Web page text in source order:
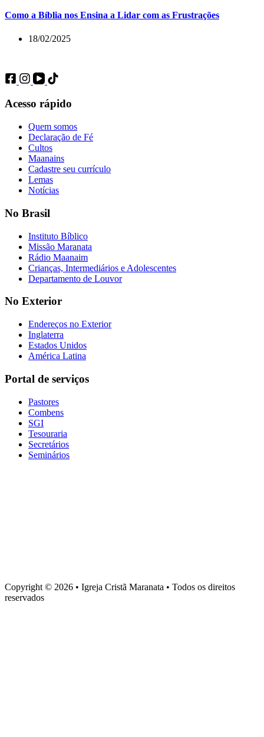
Como a Bíblia nos Ensina a Lidar com as Frustrações
18/02/2025
Acesso rápido
Quem somos
Declaração de Fé
Cultos
Maanains
Cadastre seu currículo
Lemas
Notícias
No Brasil
Instituto Bíblico
Missão Maranata
Rádio Maanaim
Crianças, Intermediários e Adolescentes
Departamento de Louvor
No Exterior
Endereços no Exterior
Inglaterra
Estados Unidos
América Latina
Portal de serviços
Pastores
Combens
SGI
Tesouraria
Secretários
Seminários
Copyright © 2026 • Igreja Cristã Maranata • Todos os direitos
reservados